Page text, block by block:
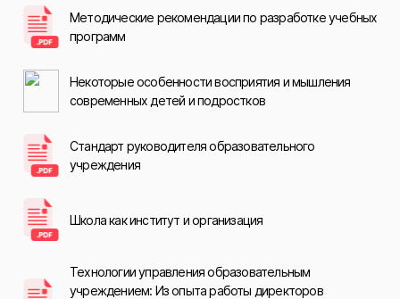
Методические рекомендации по разработке учебных
программ
Некоторые особенности восприятия и мышления
современных детей и подростков
Стандарт руководителя образовательного
учреждения
Школа как институт и организация
Технологии управления образовательным
учреждением: Из опыта работы директоров